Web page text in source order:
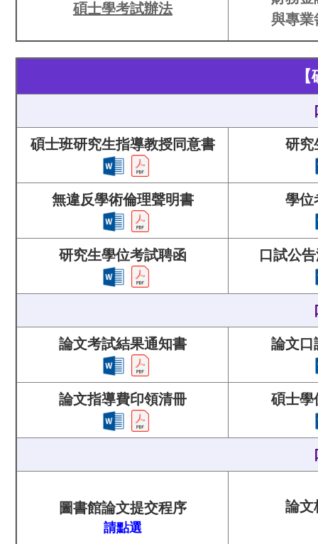
碩士學考試辦法
與專業
【
碩士班研究生指導教授同意書 研究
無違反學術倫理聲明書 學位
研究生學位考試聘函 口試公
論文考試結果通知書 論文口
論文指導費印領清冊 碩士學
圖書館論文提交程序
請點選
論文